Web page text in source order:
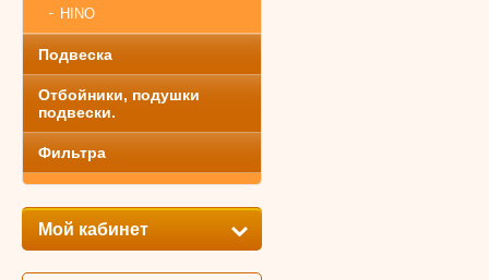
HINO
Подвеска
Отбойники, подушки
подвески.
Фильтра
Мой кабинет